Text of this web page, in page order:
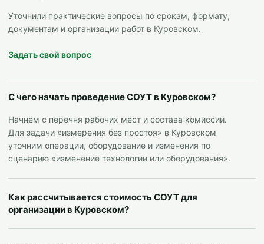
Уточнили практические вопросы по срокам, формату,
документам и организации работ в Куровском.
Задать свой вопрос
С чего начать проведение СОУТ в Куровском?
Начнем с перечня рабочих мест и состава комиссии.
Для задачи «измерения без простоя» в Куровском
уточним операции, оборудование и изменения по
сценарию «изменение технологии или оборудования».
Как рассчитывается стоимость СОУТ для
организации в Куровском?